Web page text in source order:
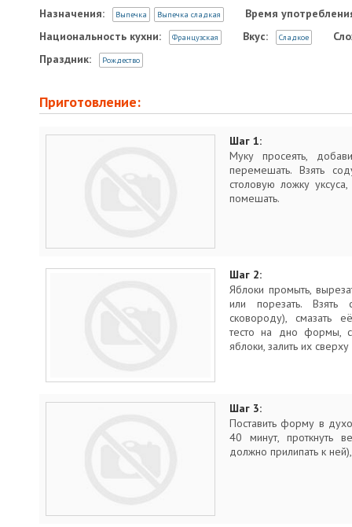
Назначения: Выпечка Выпечка сладкая
Время
Национальность кухни:
Французская Вкус: Сладкое
Праздник:
Рождество
Приготовление:
Шаг 1:
Муку просеять,
перемешать. Взять
столовую ложку
помешать.
Шаг 2:
Яблоки промыть,
или порезать.
сковороду), смазать
тесто на дно формы,
яблоки, залить их
Шаг 3:
Поставить форму в
40 минут, проткнуть
должно прилипать к